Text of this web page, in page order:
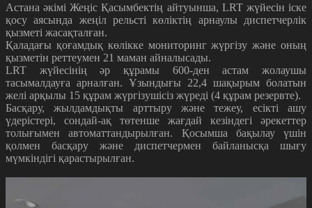
Астана әкімі Жеңіс Қасымбектің айтуынша, LRT жүйесін іске
қосу аясында жеңіл рельсті көліктің арнаулы диспетчерлік
қызметі жасақталған.
Қаладағы қоғамдық көлікке мониторинг жүргізу және оның
қызметін реттеумен 21 маман айналысады.
LRT жүйесінің әр құрамы 600-ден астам жолаушы
тасымалдауға арналған. Ұзындығы 22,4 шақырым болатын
желі арқылы 15 құрам жүргізушісіз жүреді (4 құрам резервте).
Басқару, жылдамдықты арттыру және тежеу, есікті ашу
үдерістері, сондай-ақ төтенше жағдай кезіндегі әрекеттер
толығымен автоматтандырылған. Қосымша бақылау үшін
қолмен басқару және диспетчермен байланысқа шығу
мүмкіндігі қарастырылған.